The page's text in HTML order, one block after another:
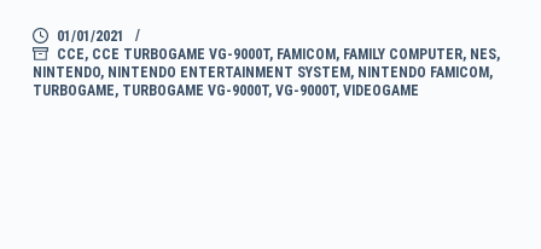
01/01/2021
CCE, CCE TURBOGAME VG-9000T, FAMICOM , FAMILY COMPUTER, NES,
NINTENDO, NINTENDO ENTERTAINMENT SYSTEM , NINTENDO FAMICOM ,
TURBOGAME, TURBOGAME VG-9000T, VG-9000T, VIDEOGAME